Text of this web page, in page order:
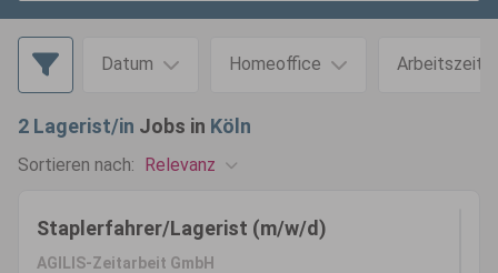
Datum Homeoffice Arbeitszeit
2 Lagerist/in Jobs in Köln
Sortieren nach: Relevanz
Staplerfahrer/Lagerist (m/w/d)
AGILIS-Zeitarbeit GmbH